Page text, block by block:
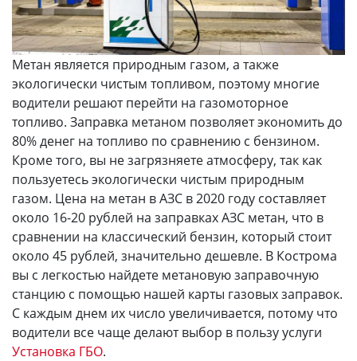
Метан является природным газом, а также
экологически чистым топливом, поэтому многие
водители решают перейти на газомоторное
топливо. Заправка метаном позволяет экономить до
80% денег на топливо по сравнению с бензином.
Кроме того, вы не загрязняете атмосферу, так как
пользуетесь экологически чистым природным
газом. Цена на метан в АЗС в 2020 году составляет
около 16-20 рублей на заправках АЗС метан, что в
сравнении на классический бензин, который стоит
около 45 рублей, значительно дешевле. В Кострома
вы с легкостью найдете метановую заправочную
станцию с помощью нашей карты газовых заправок.
С каждым днем их число увеличивается, потому что
водители все чаще делают выбор в пользу услуги
Установка ГБО.